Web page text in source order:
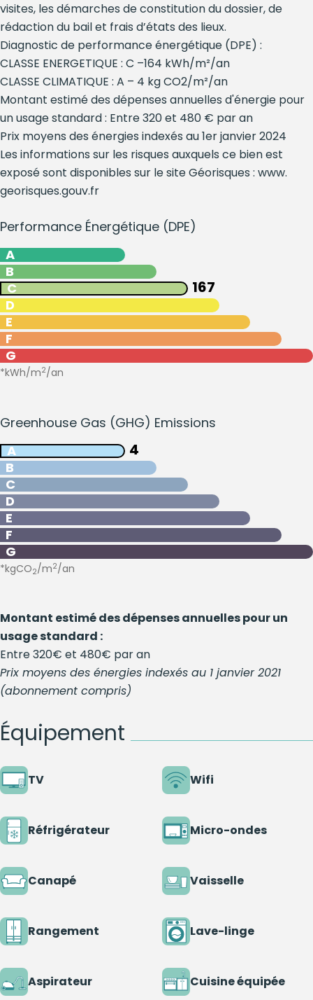
visites, les démarches de constitution du dossier, de
rédaction du bail et frais d’états des lieux.
Diagnostic de performance énergétique (DPE) :
CLASSE ENERGETIQUE : C –164 kWh/m²/an
CLASSE CLIMATIQUE : A – 4 kg CO2/m²/an
Montant estimé des dépenses annuelles d'énergie pour
un usage standard : Entre 320 et 480 € par an
Prix moyens des énergies indexés au 1er janvier 2024
Les informations sur les risques auxquels ce bien est
exposé sont disponibles sur le site Géorisques : www.
georisques.gouv.fr
Performance Énergétique (DPE)
A
B
C
167
D
E
F
G
*kWh/m2/an
Greenhouse Gas (GHG) Emissions
A
4
B
C
D
E
F
G
*kgCO2/m2/an
Montant estimé des dépenses annuelles pour un
usage standard :
Entre 320€ et 480€ par an
Prix moyens des énergies indexés au 1 janvier 2021
(abonnement compris)
Équipement
TV Wifi
Réfrigérateur Micro-ondes
Canapé Vaisselle
Rangement Lave-linge
Aspirateur Cuisine équipée